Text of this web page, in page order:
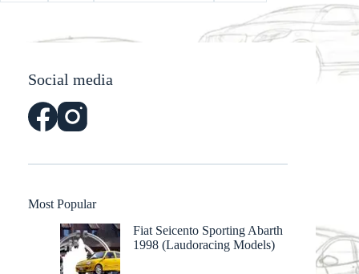
Social media
Most Popular
Fiat Seicento Sporting Abarth
1998 (Laudoracing Models)